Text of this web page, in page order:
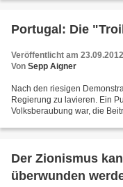
Portugal: Die
Veröffentlicht am
Von Sepp Aigner
Nach den riesigen
Regierung zu lavieren. Ein
Volksberaubung war, die
Der Zionismus
überwunden